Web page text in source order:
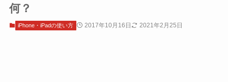
何？
iPhone・iPadの使い方 2017年10月16日 2021年2月25日